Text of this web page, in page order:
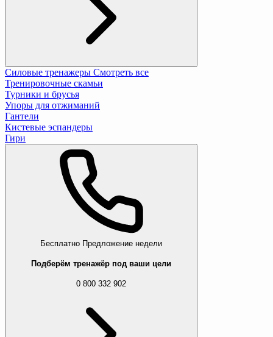
Силовые тренажеры Смотреть все
Тренировочные скамьи
Турники и брусья
Упоры для отжиманий
Гантели
Кистевые эспандеры
Гири
Бесплатно Предложение недели
Подберём тренажёр под ваши цели
0 800 332 902